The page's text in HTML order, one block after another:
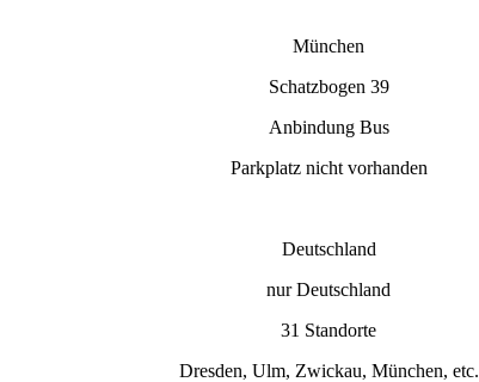
München
Schatzbogen 39
Anbindung Bus
Parkplatz nicht vorhanden
Deutschland
nur Deutschland
31 Standorte
Dresden, Ulm, Zwickau, München, etc.